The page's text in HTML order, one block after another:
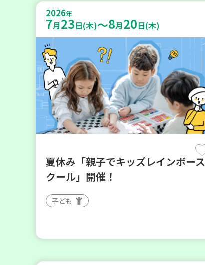
2026年
7月23日(木)～8月20日(木)
夏休み「親子でキッズレインボース
クール」開催！
子ども